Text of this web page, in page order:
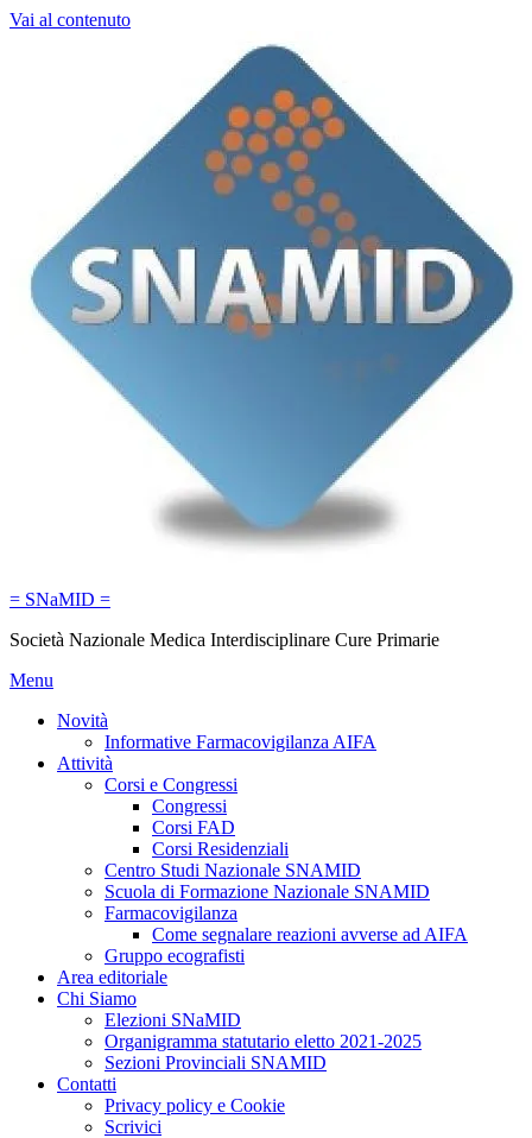
Vai al contenuto
= SNaMID =
Società Nazionale Medica Interdisciplinare Cure Primarie
Menu
Novità
Informative Farmacovigilanza AIFA
Attività
Corsi e Congressi
Congressi
Corsi FAD
Corsi Residenziali
Centro Studi Nazionale SNAMID
Scuola di Formazione Nazionale SNAMID
Farmacovigilanza
Come segnalare reazioni avverse ad AIFA
Gruppo ecografisti
Area editoriale
Chi Siamo
Elezioni SNaMID
Organigramma statutario eletto 2021-2025
Sezioni Provinciali SNAMID
Contatti
Privacy policy e Cookie
Scrivici